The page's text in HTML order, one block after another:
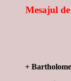
Mesajul
+